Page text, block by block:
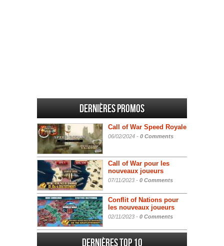
Dernières promos
Call of War Speed Royale
06/02/2024 - 0 Comments
Call of War pour les
nouveaux joueurs
07/11/2023 - 0 Comments
Conflit of Nations pour
les nouveaux joueurs
02/11/2023 - 0 Comments